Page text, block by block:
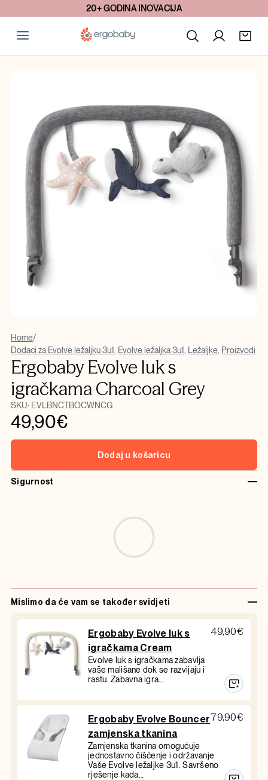
20+ GODINA INOVACIJA
Home/
Dodaci za Evolve ležaljku 3u1
Evolve ležaljka 3u1 Ležaljke Proizvodi
Ergobaby Evolve luk s
igračkama Charcoal Grey
SKU: EVLBNCTBOCWNCG
49,90€
Dodaj u košaricu
Sigurnost
Mislimo da će vam se također svidjeti
Ergobaby Evolve luk s
igračkama Cream
49,90€
Evolve luk s igračkama zabavlja
vaše mališane dok se razvijaju i
rastu. Zabavna igra…
Ergobaby Evolve Bouncer
zamjenska tkanina
79,90€
Zamjenska tkanina omogućuje
jednostavno čišćenje i održavanje
Vaše Evolve ležaljke 3u1. Savršeno
rješenje kada…